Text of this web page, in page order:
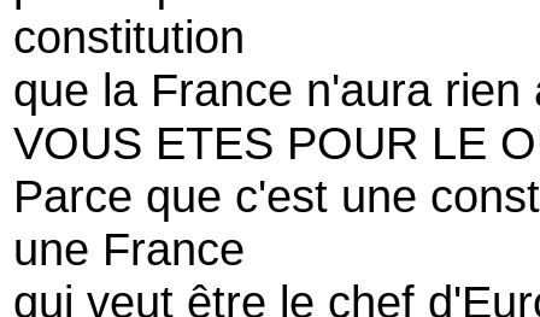
constitution
que la France n'aura rien
VOUS ETES POUR LE
Parce que c'est une
une France
qui veut être le chef